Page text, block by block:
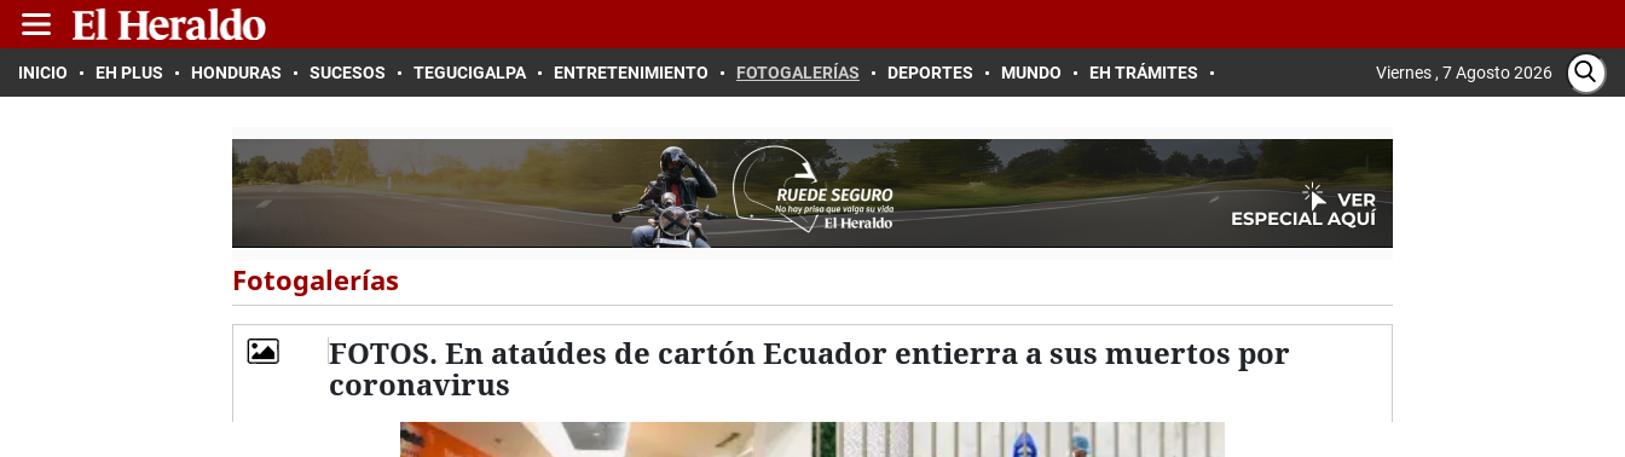
INICIO EH PLUS HONDURAS SUCESOS TEGUCIGALPA ENTRETENIMIENTO FOTOGALERÍAS DEPORTES MUNDO EH TRÁMITES Viernes , 7 Agosto 2026
Fotogalerías
FOTOS. En ataúdes de cartón Ecuador entierra a sus muertos por
coronavirus